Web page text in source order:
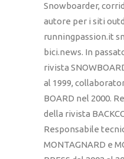
Snowboarder,
autore per i siti
runningpassion.it
bici.news. In
rivista
al 1999,
BOARD nel 2000.
della rivista
Responsabile
MONTAGNARD e